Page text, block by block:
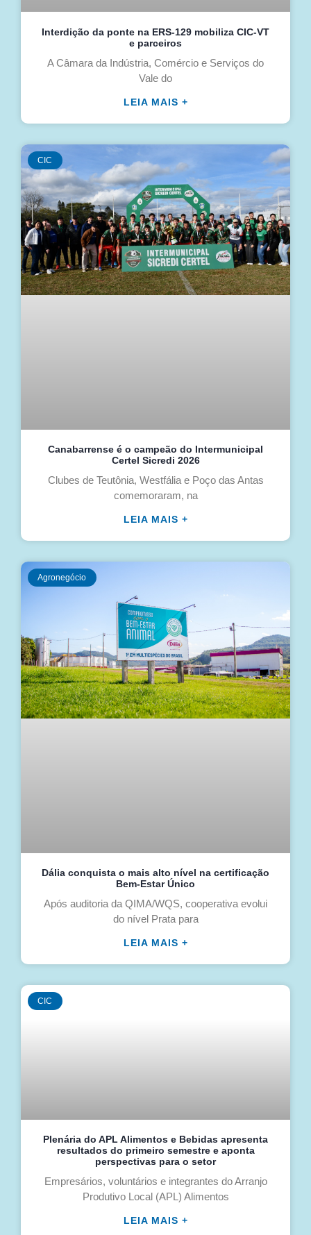
Interdição da ponte na ERS-129 mobiliza CIC-VT
e parceiros
A Câmara da Indústria, Comércio e Serviços do
Vale do
LEIA MAIS +
CIC
Canabarrense é o campeão do Intermunicipal
Certel Sicredi 2026
Clubes de Teutônia, Westfália e Poço das Antas
comemoraram, na
LEIA MAIS +
Agronegócio
Dália conquista o mais alto nível na certificação
Bem-Estar Único
Após auditoria da QIMA/WQS, cooperativa evolui
do nível Prata para
LEIA MAIS +
CIC
Plenária do APL Alimentos e Bebidas apresenta
resultados do primeiro semestre e aponta
perspectivas para o setor
Empresários, voluntários e integrantes do Arranjo
Produtivo Local (APL) Alimentos
LEIA MAIS +